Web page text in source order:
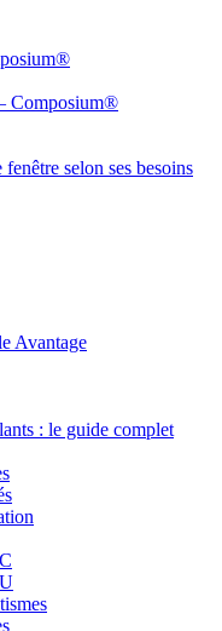
Composium®
selon ses besoins
Avantage
: le guide complet